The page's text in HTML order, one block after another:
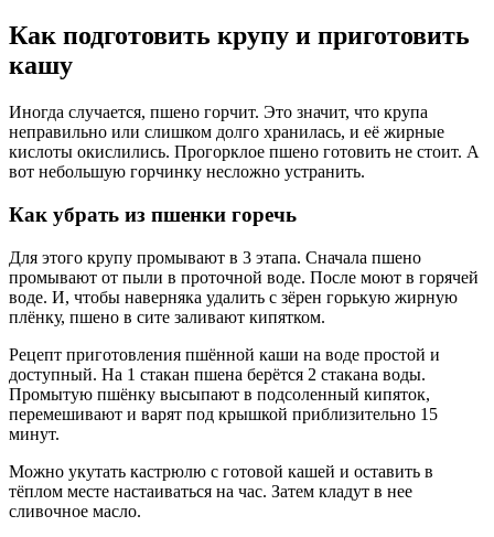
Как подготовить крупу и приготовить
кашу
Иногда случается, пшено горчит. Это значит, что крупа
неправильно или слишком долго хранилась, и её жирные
кислоты окислились. Прогорклое пшено готовить не стоит. А
вот небольшую горчинку несложно устранить.
Как убрать из пшенки горечь
Для этого крупу промывают в 3 этапа. Сначала пшено
промывают от пыли в проточной воде. После моют в горячей
воде. И, чтобы наверняка удалить с зёрен горькую жирную
плёнку, пшено в сите заливают кипятком.
Рецепт приготовления пшённой каши на воде простой и
доступный. На 1 стакан пшена берётся 2 стакана воды.
Промытую пшёнку высыпают в подсоленный кипяток,
перемешивают и варят под крышкой приблизительно 15
минут.
Можно укутать кастрюлю с готовой кашей и оставить в
тёплом месте настаиваться на час. Затем кладут в нее
сливочное масло.